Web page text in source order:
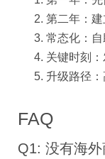
第二年：建
常态化：
关键时刻
升级路径
FAQ
Q1: 没有海外